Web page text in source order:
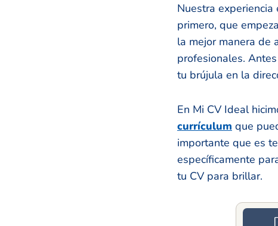
Nuestra
primero, que
la mejor manera de
profesionales.
tu brújula en la
En Mi CV Ideal
currículum que
importante que es
específicamente
tu CV para brillar.